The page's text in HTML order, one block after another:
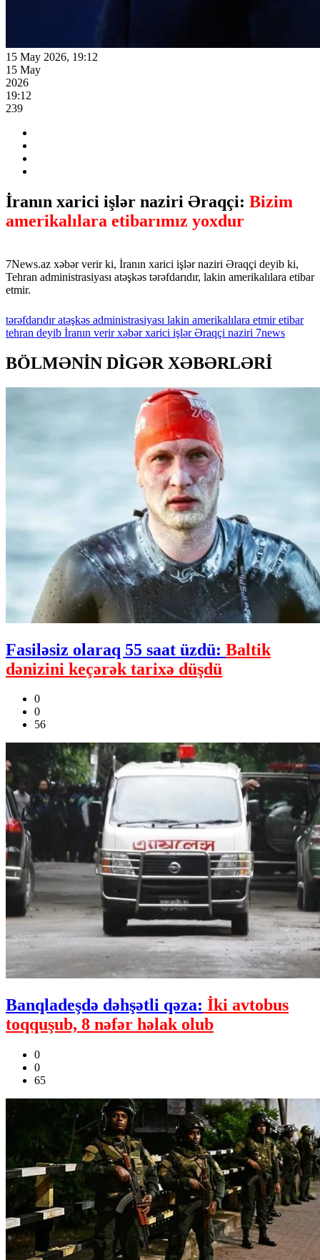
15 May 2026, 19:12
15 May
2026
19:12
239
İranın xarici işlər naziri Əraqçi: Bizim
amerikalılara etibarımız yoxdur
7News.az xəbər verir ki, İranın xarici işlər naziri Əraqçi deyib ki,
Tehran administrasiyası atəşkəs tərəfdarıdır, lakin amerikalılara etibar
etmir.
tərəfdarıdıratəşkəs administrasiyası lakin amerikalılara etmiretibar
tehran deyib İranın verirxəbərxarici işlərƏraqçi naziri 7news
BÖLMƏNİN DİGƏR XƏBƏRLƏRİ
Fasiləsiz olaraq 55 saat üzdü: Baltik
dənizini keçərək tarixə düşdü
0
0
56
Banqladeşdə dəhşətli qəza: İki avtobus
toqquşub, 8 nəfər həlak olub
0
0
65